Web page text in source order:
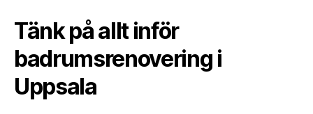
Tänk på allt inför
badrumsrenovering i
Uppsala